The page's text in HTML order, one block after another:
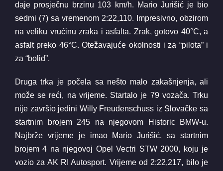
daje prosječnu brzinu 103 km/h. Mario Jurišić je bio
sedmi (7) sa vremenom 2:22,110. Impresivno, obzirom
na veliku vrućinu zraka i asfalta. Zrak, gotovo 40°C, a
asfalt preko 46°C. Otežavajuće okolnosti i za “pilota” i
za “bolid”.
Druga trka je počela sa nešto malo zakašnjenja, ali
može se reći, na vrijeme. Startalo je 79 vozača. Trku
nije završio jedini Willy Freudenschuss iz Slovačke sa
startnim brojem 245 na njegovom Historic BMW-u.
Najbrže vrijeme je imao Mario Jurišić, sa startnim
brojem 4 na njegovoj Opel Vectri STW 2000, koju je
vozio za AK RI Autosport. Vrijeme od 2:22,217, bilo je